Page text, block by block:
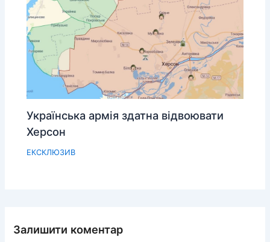
Українська армія здатна відвоювати
Херсон
ЕКСКЛЮЗИВ
Залишити коментар